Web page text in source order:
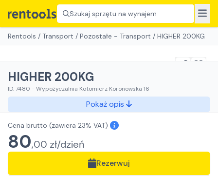
Szukaj sprzętu na wynajem
Rentools / Transport / Pozostałe - Transport / HIGHER 200KG
HIGHER 200KG
ID:7480 -Wypożyczalnia Kotomierz Koronowska 16
Pokaż opis
Cena brutto (zawiera 23% VAT)
80,00 zł/dzień
Rezerwuj